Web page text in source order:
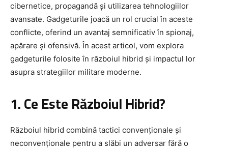
cibernetice, propagandă și utilizarea tehnologiilor
avansate. Gadgeturile joacă un rol crucial în aceste
conflicte, oferind un avantaj semnificativ în spionaj,
apărare și ofensivă. În acest articol, vom explora
gadgeturile folosite în războiul hibrid și impactul lor
asupra strategiilor militare moderne.
1. Ce Este Războiul Hibrid?
Războiul hibrid combină tactici convenționale și
neconvenționale pentru a slăbi un adversar fără o